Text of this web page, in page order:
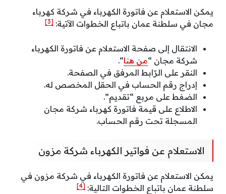
يمكن الاستعلام عن فاتورة الكهرباء في شركة كهرباء
مجان في سلطنة عمان باتباع الخطوات الآتية: [3]
الانتقال إلى صفحة الاستعلام عن فاتورة الكهرباء
شركة مجان “من هنا“.
النقر على الرّابط المرفق في الصفحة.
إدراج رقم الحساب في الحقل المخصص له.
الضغط على مربع “تقديم”.
الاطلاع على قيمة فاتورة كهرباء شركة مجان
المسجلة تحت رقم الحساب.
الاستعلام عن فواتير الكهرباء شركة مزون
يمكن الاستعلام عن فاتورة الكهرباء في شركة مزون في
سلطنة عمان باتباع الخطوات التالية: [4]